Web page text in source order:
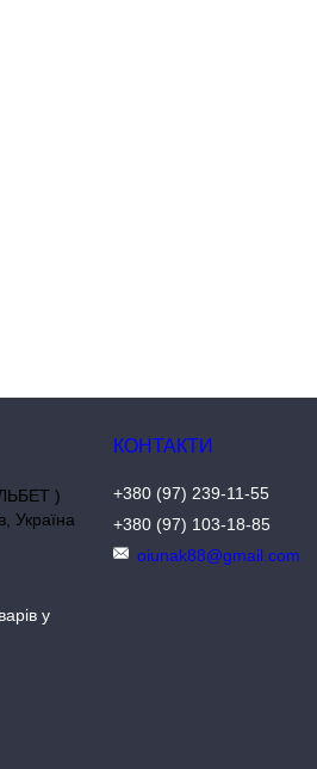
)
Україна
у
+380 (97) 239-11-55
+380 (97) 103-18-85
oiunak88@gmail.com